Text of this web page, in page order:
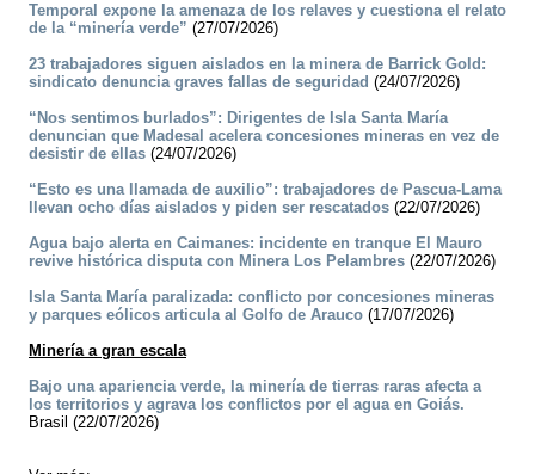
Temporal expone la amenaza de los relaves y cuestiona el relato
de la “minería verde” (27/07/2026)
23 trabajadores siguen aislados en la minera de Barrick Gold:
sindicato denuncia graves fallas de seguridad (24/07/2026)
“Nos sentimos burlados”: Dirigentes de Isla Santa María
denuncian que Madesal acelera concesiones mineras en vez de
desistir de ellas (24/07/2026)
“Esto es una llamada de auxilio”: trabajadores de Pascua-Lama
llevan ocho días aislados y piden ser rescatados (22/07/2026)
Agua bajo alerta en Caimanes: incidente en tranque El Mauro
revive histórica disputa con Minera Los Pelambres (22/07/2026)
Isla Santa María paralizada: conflicto por concesiones mineras
y parques eólicos articula al Golfo de Arauco (17/07/2026)
Minería a gran escala
Bajo una apariencia verde, la minería de tierras raras afecta a
los territorios y agrava los conflictos por el agua en Goiás.
Brasil (22/07/2026)